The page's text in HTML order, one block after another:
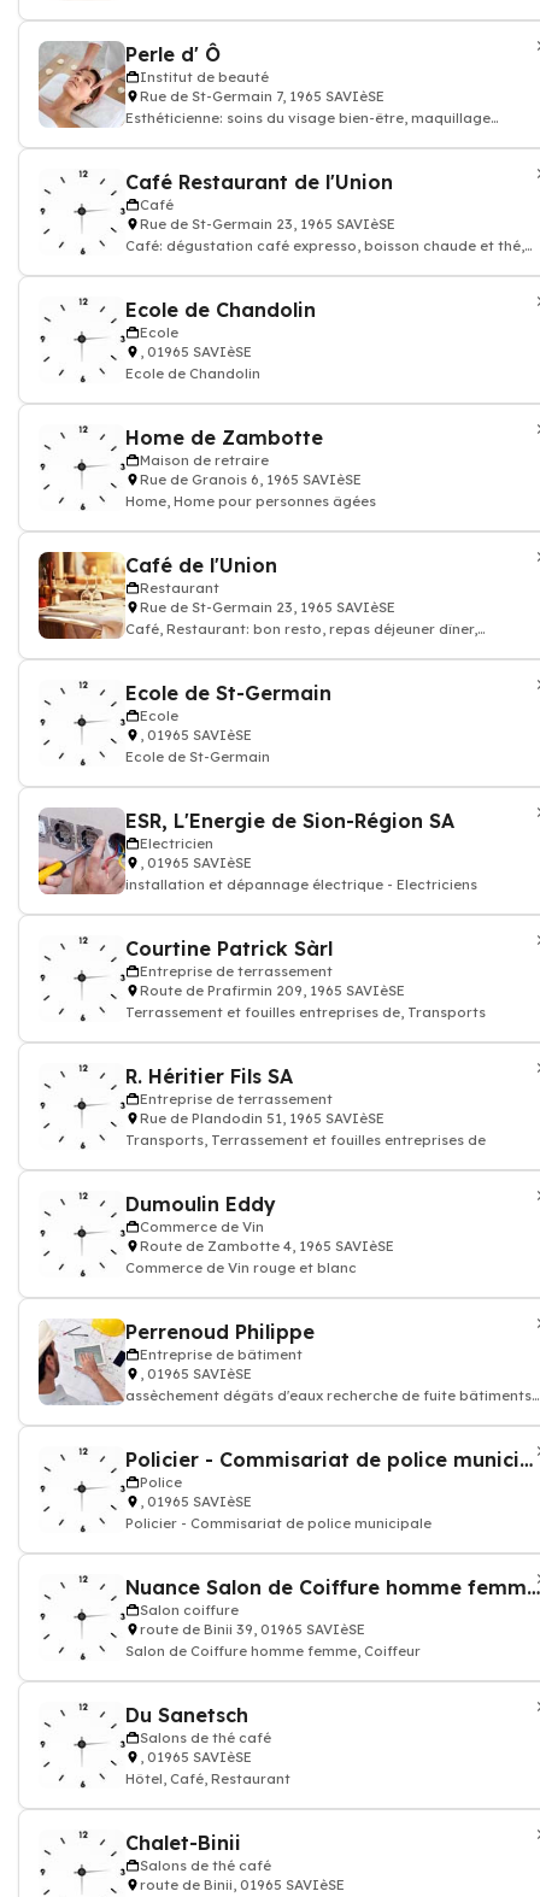
Perle d' Ô
Institut de beauté
Rue de St-Germain 7, 1965 SAVIèSE
Esthéticienne: soins du visage bien-être, maquillage
Café Restaurant de l'Union
Café
Rue de St-Germain 23, 1965 SAVIèSE
Café: dégustation café expresso, boisson chaude et thé,
Ecole de Chandolin
Ecole
, 01965 SAVIèSE
Ecole de Chandolin
Home de Zambotte
Maison de retraire
Rue de Granois 6, 1965 SAVIèSE
Home, Home pour personnes âgées
Café de l'Union
Restaurant
Rue de St-Germain 23, 1965 SAVIèSE
Café, Restaurant: bon resto, repas déjeuner dîner,
Ecole de St-Germain
Ecole
, 01965 SAVIèSE
Ecole de St-Germain
ESR, L'Energie de Sion-Région SA
Electricien
, 01965 SAVIèSE
installation et dépannage électrique - Electriciens
Courtine Patrick Sàrl
Entreprise de terrassement
Route de Prafirmin 209, 1965 SAVIèSE
Terrassement et fouilles entreprises de, Transports
R. Héritier Fils SA
Entreprise de terrassement
Rue de Plandodin 51, 1965 SAVIèSE
Transports, Terrassement et fouilles entreprises de
Dumoulin Eddy
Commerce de Vin
Route de Zambotte 4, 1965 SAVIèSE
Commerce de Vin rouge et blanc
Perrenoud Philippe
Entreprise de bâtiment
, 01965 SAVIèSE
assèchement dégâts d'eaux recherche de fuite bâtiments
Policier - Commisariat de police municipale
Police
, 01965 SAVIèSE
Policier - Commisariat de police municipale
Nuance Salon de Coiffure homme femme, Coiffeur
Salon coiffure
route de Binii 39, 01965 SAVIèSE
Salon de Coiffure homme femme, Coiffeur
Du Sanetsch
Salons de thé café
, 01965 SAVIèSE
Hôtel, Café, Restaurant
Chalet-Binii
Salons de thé café
route de Binii, 01965 SAVIèSE